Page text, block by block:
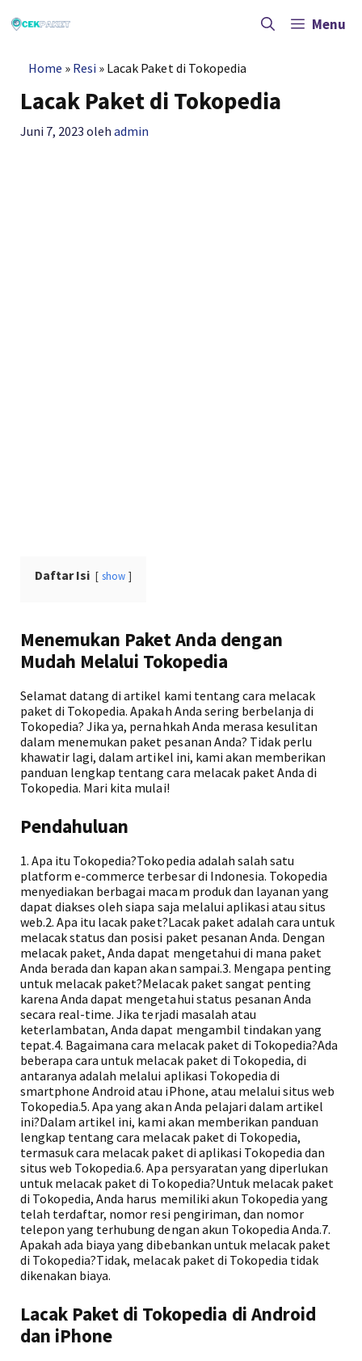
ke
Menu
Home » Resi » Lacak Paket di Tokopedia
Lacak Paket di Tokopedia
Juni 7, 2023 olehadmin
Daftar Isi show
Menemukan Paket Anda dengan
Mudah Melalui Tokopedia
Selamat datang di artikel kami tentang cara melacak
paket di Tokopedia. Apakah Anda sering berbelanja di
Tokopedia? Jika ya, pernahkah Anda merasa kesulitan
dalam menemukan paket pesanan Anda? Tidak perlu
khawatir lagi, dalam artikel ini, kami akan memberikan
panduan lengkap tentang cara melacak paket Anda di
Tokopedia. Mari kita mulai!
Pendahuluan
1. Apa itu Tokopedia?Tokopedia adalah salah satu
platform e-commerce terbesar di Indonesia. Tokopedia
menyediakan berbagai macam produk dan layanan yang
dapat diakses oleh siapa saja melalui aplikasi atau situs
web.2. Apa itu lacak paket?Lacak paket adalah cara untuk
melacak status dan posisi paket pesanan Anda. Dengan
melacak paket, Anda dapat mengetahui di mana paket
Anda berada dan kapan akan sampai.3. Mengapa penting
untuk melacak paket?Melacak paket sangat penting
karena Anda dapat mengetahui status pesanan Anda
secara real-time. Jika terjadi masalah atau
keterlambatan, Anda dapat mengambil tindakan yang
tepat.4. Bagaimana cara melacak paket di Tokopedia?Ada
beberapa cara untuk melacak paket di Tokopedia, di
antaranya adalah melalui aplikasi Tokopedia di
smartphone Android atau iPhone, atau melalui situs web
Tokopedia.5. Apa yang akan Anda pelajari dalam artikel
ini?Dalam artikel ini, kami akan memberikan panduan
lengkap tentang cara melacak paket di Tokopedia,
termasuk cara melacak paket di aplikasi Tokopedia dan
situs web Tokopedia.6. Apa persyaratan yang diperlukan
untuk melacak paket di Tokopedia?Untuk melacak paket
di Tokopedia, Anda harus memiliki akun Tokopedia yang
telah terdaftar, nomor resi pengiriman, dan nomor
telepon yang terhubung dengan akun Tokopedia Anda.7.
Apakah ada biaya yang dibebankan untuk melacak paket
di Tokopedia?Tidak, melacak paket di Tokopedia tidak
dikenakan biaya.
Lacak Paket di Tokopedia di Android
dan iPhone